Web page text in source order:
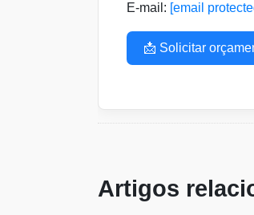
E-mail: [email
📩 Solicitar
Artigos